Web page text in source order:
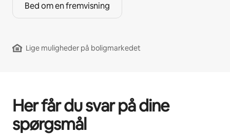
Bed om en fremvisning
Lige muligheder på boligmarkedet
Her får du svar på dine
spørgsmål